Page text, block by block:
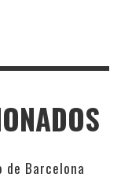
de Barcelona